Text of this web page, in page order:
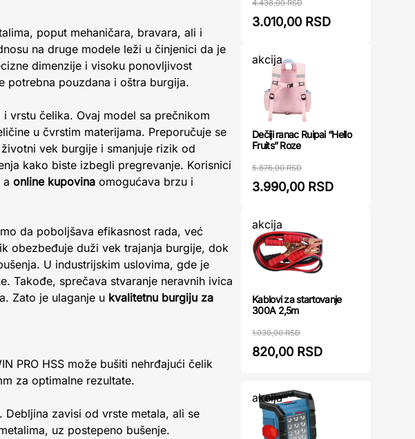
poput mehaničara, bravara, ali i
na druge modele leži u činjenici da je
dimenzije i visoku ponovljivost
potrebna pouzdana i oštra burgija.
vrstu čelika. Ovaj model sa prečnikom
u čvrstim materijama. Preporučuje se
vek burgije i smanjuje rizik od
kako biste izbegli pregrevanje. Korisnici
a online kupovina omogućava brzu i
da poboljšava efikasnost rada, već
obezbeđuje duži vek trajanja burgije, dok
U industrijskim uslovima, gde je
Takođe, sprečava stvaranje neravnih ivica
Zato je ulaganje u kvalitetnu burgiju za
PRO HSS može bušiti nehrđajući čelik
za optimalne rezultate.
zavisi od vrste metala, ali se
uz postepeno bušenje.
4.438,00 RSD
3.010,00 RSD
akcija
Dečiji ranac Ruipai “Hello
Fruits” Roze
5.876,00 RSD
3.990,00 RSD
akcija
Kablovi za startovanje
300A 2,5m
1.030,00 RSD
820,00 RSD
akcija